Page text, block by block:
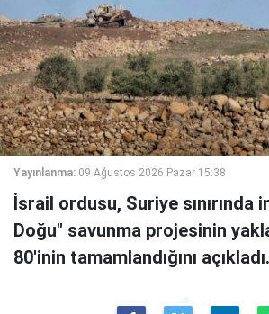
Yayınlanma: 09 Ağustos 2026 Pazar 15:38
İsrail ordusu, Suriye sınırında
Doğu" savunma projesinin
80'inin tamamlandığını açıkladı.